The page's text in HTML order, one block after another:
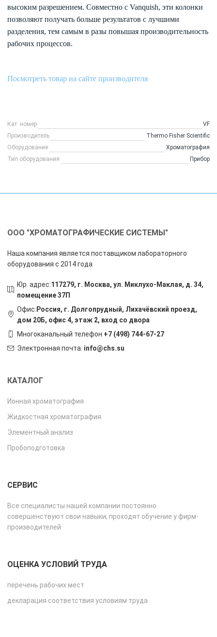
высоким разрешением. Совместно с Vanquish, эти колонки
позволяют получать больше результатов с лучшими
разделения, тем самым в разы повышая производительность
рабочих процессов.
Посмотреть товар на сайте производителя
Кат. номер
VF
Производитель
Thermo Fisher Scientific
Оборудование
Хроматография
Тип оборудования
Прибор
ООО "ХРОМАТОГРАФИЧЕСКИЕ СИСТЕМЫ"
Наша компания является поставщиком лабораторного
оборудования с 2014 года
Юр. адрес:117279, г. Москва, ул. Миклухо-Маклая, д. 34,
помещение 37П
Офис: Россия, г. Долгопрудный, Лихачёвский проезд,
дом 20Б, офис 4, этаж 2, вход со двора
Многоканальный телефон +7 (498) 744-67-27
Электронная почта: info@chs.su
КАТАЛОГ
Ионная хроматография
Жидкостная хроматография
Элементный анализ
Пробоподготовка
СЕРВИС
Все специалисты нашей компании постоянно
совершенствуют свои навыки, проходят обучение у фирм-
производителей
ОЦЕНКА УСЛОВИЙ ТРУДА
перечень рабочих мест
декларация соответствия условиям труда